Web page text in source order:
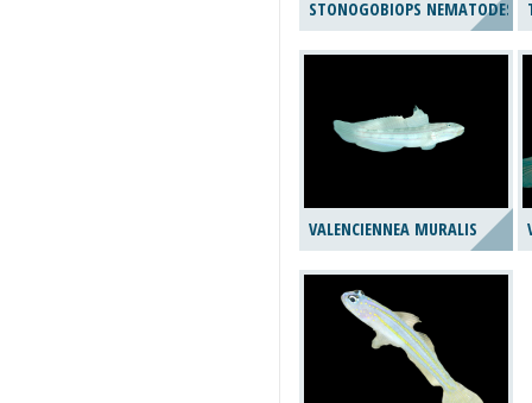
STONOGOBIOPS NEMATODES
VALENCIENNEA MURALIS